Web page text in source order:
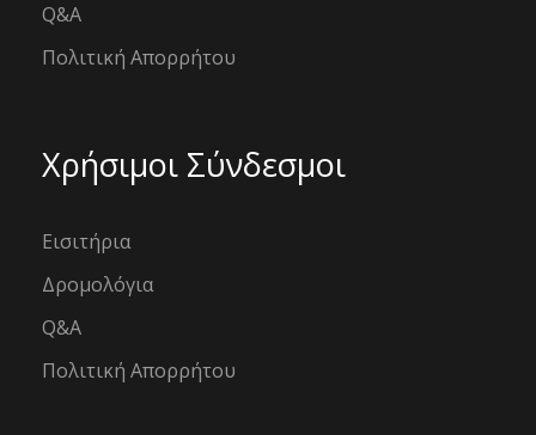
Q&A
Πολιτική Απορρήτου
Χρήσιμοι Σύνδεσμοι
Εισιτήρια
Δρομολόγια
Q&A
Πολιτική Απορρήτου